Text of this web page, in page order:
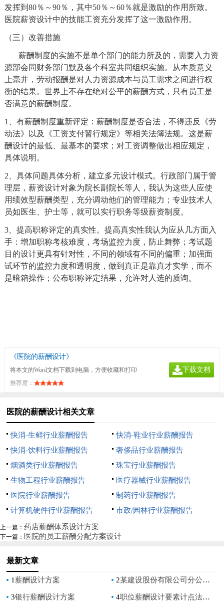
发挥到 80％～90％，其中50％～60％就是激励的作用所致。
医院薪资设计中的技能工资充分发挥了这一激励作用。
（三）改善措施
薪酬制度的实施不是单个部门的能力所及的，需要入力资
源部会同财务部门默及各个科室共同组织实施。从本质意义
上毫井，劳动报酬是对人力资源成本与员工需求之间进行权
衡的结果。世界上不存在绝对公平的薪酬方式，只有员工是
否满意的薪酬制度。
1
、有薪酬制度重新评定：薪酬制度是否合法，不得违反《劳
动法》以及《工资支付暂行规定》等相关法簿法规。这是薪
酬设计的最低、最基本的要求；对工资调整做出相应规定，
具体说明。
2 、具体问题具体分析，建立多元设计模式。行政部门属于管
理层，薪资设计对象为院长副院长等人，我认为这些人应使
用绩效型薪酬类型，充分调动他们的管理能力；专业技术人
员如医生、护士等，就可以实行职务等级薪资制度。
3、提高职称评定的真实性。提高真实性我认为应从几方面入
手：增加职称考核难度，考场监控力度，防止舞弊；考试题
目的设计更具有针对性，不同的领域有不同的偏重；加强面
试环节的监控力度和透明度，做到真正是靠真才实学，而不
是暗箱操作；公布职称评定结果，允许对人选的质询。
《医院的薪酬设计》
将本文的Word文档下载到电脑，方便收藏和打印
推荐度：
下载文档
医院的薪酬设计相关文章
快消-生鲜行业薪酬报告
快消-鞋业行业薪酬报告
快消-饮料行业薪酬报告
奢侈品行业薪酬报告
烟酒类行业薪酬报告
珠宝行业薪酬报告
生物工程行业薪酬报告
医疗器械行业薪酬报告
医院行业薪酬报告
制药行业薪酬报告
计算机硬件行业薪酬报告
市政/园林行业薪酬报告
上一篇： 药店薪酬体系设计方案
下一篇： 医院的员工薪酬分配方案设计
最新文章
1薪酬设计方案 2某建设股份有限公司分公司关键岗位薪酬设计方案
3银行薪酬设计方案 4职位薪酬设计要素计点法举例